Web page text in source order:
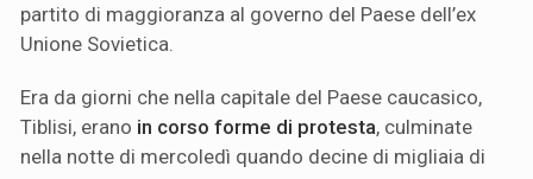
partito di maggioranza al governo del Paese dell’ex
Unione Sovietica.
Era da giorni che nella capitale del Paese caucasico,
Tiblisi, erano in corso forme di protesta, culminate
nella notte di mercoledì quando decine di migliaia di